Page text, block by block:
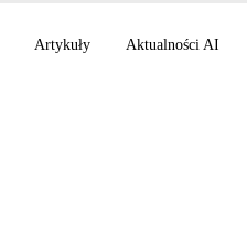
Artykuły Aktualności AI